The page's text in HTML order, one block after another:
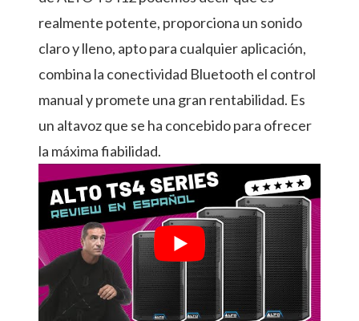
realmente potente­­, proporciona un sonido
claro y lleno, apto para cualquier aplicación,
combina la conectividad Bluetooth el control
manual y promete una gran rentabilidad. Es
un altavoz que se ha concebido para ofrecer
la máxima fiabilidad.